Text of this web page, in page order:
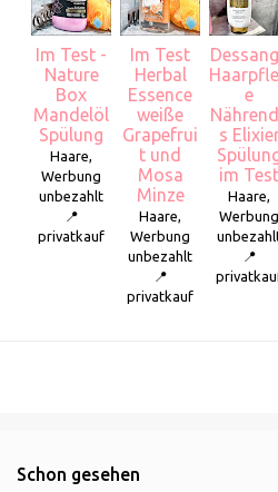
Im Test -
Nature
Box
Mandelöl
Spülung
Haare,
Werbung
unbezahlt
📍
privatkauf
Im Test
Herbal
Essence
weiße
Grapefrui
t und
Mosa
Minze
Haare,
Werbung
unbezahlt
📍
privatkauf
e
s
im Test
Haare,
Werbung
📍
Schon gesehen